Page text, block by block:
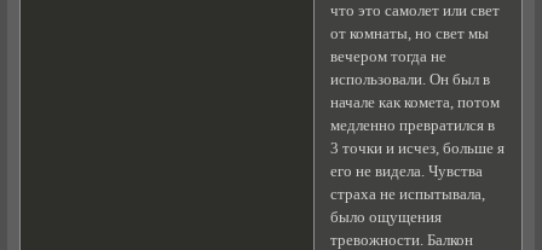
что это самолет или свет
от комнаты, но свет мы
вечером тогда не
использовали. Он был в
начале как комета, потом
медленно превратился в
3 точки и исчез, больше я
его не видела. Чувства
страха не испытывала,
было ощущения
тревожности. Балкон